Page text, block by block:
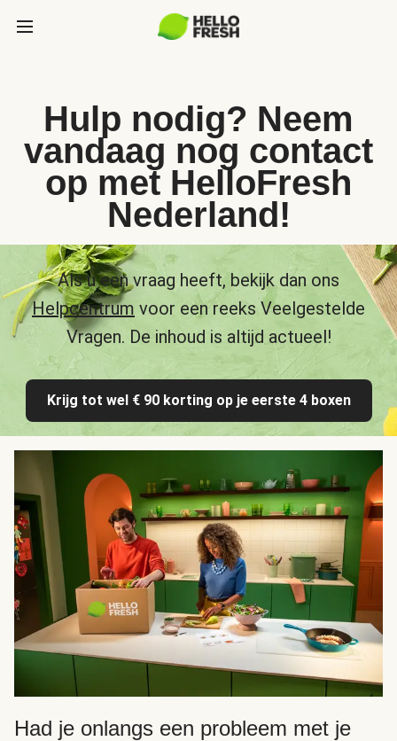
Hulp nodig? Neem
vandaag nog contact
op met HelloFresh
Nederland!
Als u een vraag heeft, bekijk dan ons
Helpcentrum voor een reeks Veelgestelde
Vragen. De inhoud is altijd actueel!
Krijg tot wel € 90 korting op je eerste 4 boxen
Had je onlangs een probleem met je